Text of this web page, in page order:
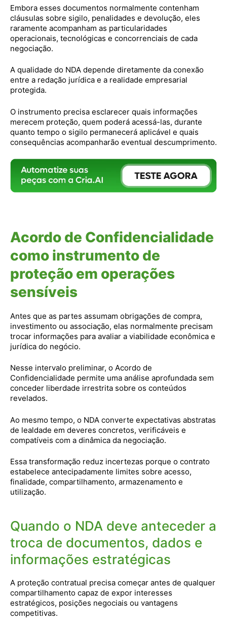
Embora esses documentos normalmente contenham
cláusulas sobre sigilo, penalidades e devolução, eles
raramente acompanham as particularidades
operacionais, tecnológicas e concorrenciais de cada
negociação.
A qualidade do NDA depende diretamente da conexão
entre a redação jurídica e a realidade empresarial
protegida.
O instrumento precisa esclarecer quais informações
merecem proteção, quem poderá acessá-las, durante
quanto tempo o sigilo permanecerá aplicável e quais
consequências acompanharão eventual descumprimento.
Acordo de Confidencialidade
como instrumento de
proteção em operações
sensíveis
Antes que as partes assumam obrigações de compra,
investimento ou associação, elas normalmente precisam
trocar informações para avaliar a viabilidade econômica e
jurídica do negócio.
Nesse intervalo preliminar, o Acordo de
Confidencialidade permite uma análise aprofundada sem
conceder liberdade irrestrita sobre os conteúdos
revelados.
Ao mesmo tempo, o NDA converte expectativas abstratas
de lealdade em deveres concretos, verificáveis e
compatíveis com a dinâmica da negociação.
Essa transformação reduz incertezas porque o contrato
estabelece antecipadamente limites sobre acesso,
finalidade, compartilhamento, armazenamento e
utilização.
Quando o NDA deve anteceder a
troca de documentos, dados e
informações estratégicas
A proteção contratual precisa começar antes de qualquer
compartilhamento capaz de expor interesses
estratégicos, posições negociais ou vantagens
competitivas.